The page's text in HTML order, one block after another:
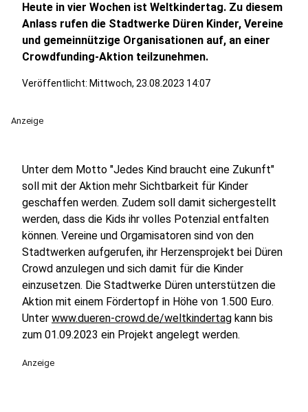
Heute in vier Wochen ist Weltkindertag. Zu diesem
Anlass rufen die Stadtwerke Düren Kinder, Vereine
und gemeinnützige Organisationen auf, an einer
Crowdfunding-Aktion teilzunehmen.
Veröffentlicht: Mittwoch, 23.08.2023 14:07
Anzeige
Unter dem Motto "Jedes Kind braucht eine Zukunft"
soll mit der Aktion mehr Sichtbarkeit für Kinder
geschaffen werden. Zudem soll damit sichergestellt
werden, dass die Kids ihr volles Potenzial entfalten
können. Vereine und Orgamisatoren sind von den
Stadtwerken aufgerufen, ihr Herzensprojekt bei Düren
Crowd anzulegen und sich damit für die Kinder
einzusetzen. Die Stadtwerke Düren unterstützen die
Aktion mit einem Fördertopf in Höhe von 1.500 Euro.
Unter www.dueren-crowd.de/weltkindertag kann bis
zum 01.09.2023 ein Projekt angelegt werden.
Anzeige